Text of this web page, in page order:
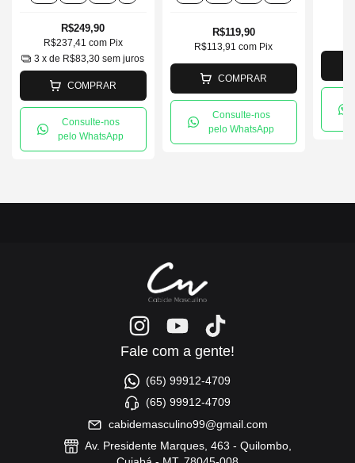
R$249,90
R$237,41com Pix
3 x de R$83,30 sem juros
COMPRAR
Consulte-nos
pelo WhatsApp
R$119,90
R$113,91com Pix
COMPRAR
Consulte-nos
pelo WhatsApp
Fale com a gente!
(65) 99912-4709
(65) 99912-4709
cabidemasculino99@gmail.com
Av. Presidente Marques, 463 - Quilombo,